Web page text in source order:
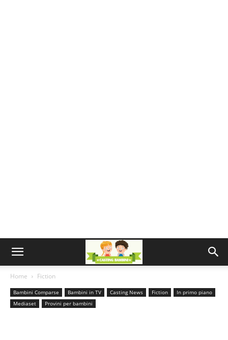
Home Fiction
Bambini Comparse Bambini in TV Casting News Fiction
In primo piano
Mediaset
Provini per bambini